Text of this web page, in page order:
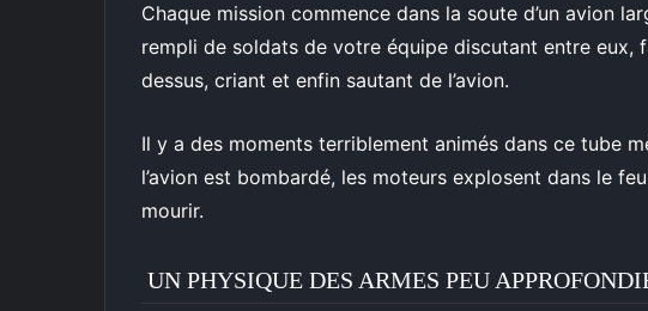
Chaque mission commence dans la soute d’un avion
rempli de soldats de votre équipe discutant entre eux,
dessus, criant et enfin sautant de l’avion.
Il y a des moments terriblement animés dans ce tube
l’avion est bombardé, les moteurs explosent dans le
mourir.
UN PHYSIQUE DES ARMES PEU